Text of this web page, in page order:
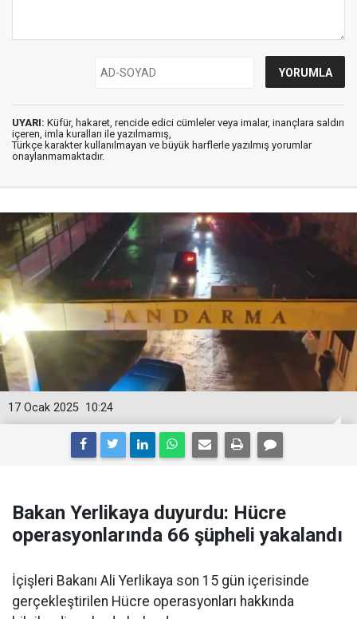
UYARI: Küfür, hakaret, rencide edici cümleler veya imalar, inançlara saldırı
içeren, imla kuralları ile yazılmamış,
Türkçe karakter kullanılmayan ve büyük harflerle yazılmış yorumlar
onaylanmamaktadır.
10:24
17 Ocak 2025
Bakan Yerlikaya duyurdu: Hücre
operasyonlarında 66 şüpheli yakalandı
İçişleri Bakanı Ali Yerlikaya son 15 gün içerisinde
gerçekleştirilen Hücre operasyonları hakkında